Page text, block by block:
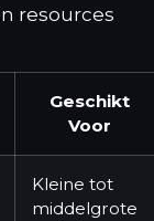
resources
Geschikt
Voor
Kleine tot
middelgrote